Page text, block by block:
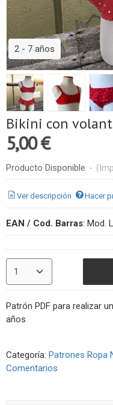
2 - 7 años
Bikini con
5,00 €
Producto Disponible -
Ver descripción Hacer
EAN / Cod. Barras: Mod.
Patrón PDF para realizar
años
Categoría: Patrones Ropa
Comentarios